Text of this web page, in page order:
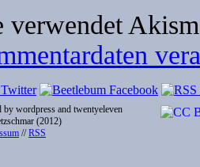
verwendet
wordpress and twentyeleven
(2012)
//RSS